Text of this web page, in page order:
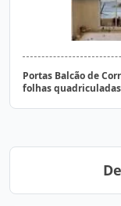
Portas Balcão de
folhas quadriculadas